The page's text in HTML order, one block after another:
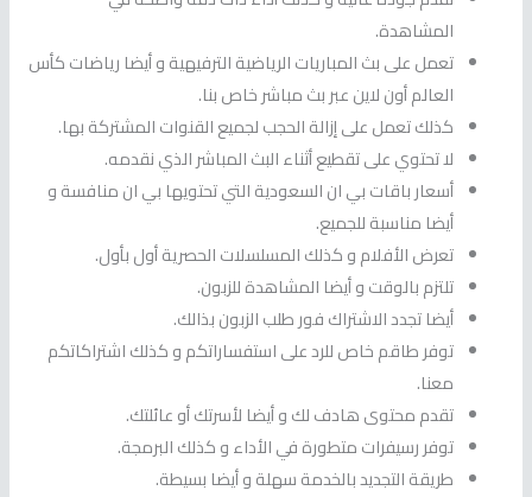
المشاهدة.
تعمل على بث المباريات الرياضية الترفيهية و أيضا رياضات كأس
العالم أون لاين عبر بث مباشر خاص بنا.
كذلك تعمل على إزالة الحجب لجميع القنوات المشتركة بها.
لا تحتوي على تقطيع أثناء البث المباشر الذي نقدمه.
أسعار باقات بي ان السعودية التي تحتويها بي ان منافسة و
أيضا مناسبة للجميع.
تعرض الأفلام و كذلك المسلسلات الحصرية أول بأول.
تلتزم بالوقت و أيضا المشاهدة للزبون.
أيضا تجدد الاشتراك فور طلب الزبون بذالك.
توفر طاقم خاص للرد على استفساراتكم و كذلك اشتراكاتكم
معنا.
تقدم محتوى هادف لك و أيضا لأسرتك أو عائلتك.
توفر رسيفرات متطورة في الأداء و كذلك البرمجة.
طريقة التجديد بالخدمة سهلة و أيضا بسيطة.